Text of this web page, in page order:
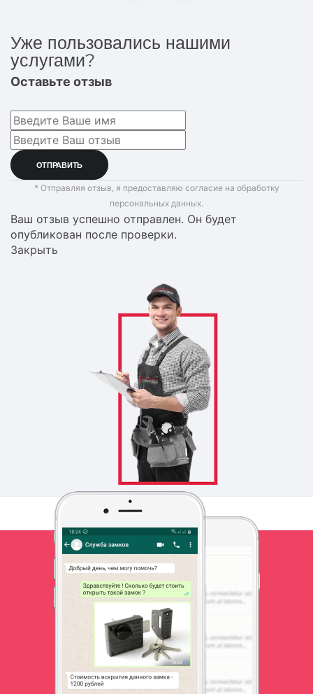
Уже пользовались нашими
услугами?
Оставьте отзыв
* Отправляя отзыв, я предоставляю согласие на обработку
персональных данных.
Ваш отзыв успешно отправлен. Он будет
опубликован после проверки.
Закрыть